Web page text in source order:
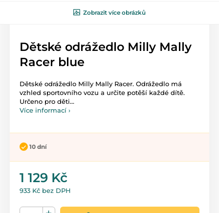
Zobrazit více obrázků
Dětské odrážedlo Milly Mally
Racer blue
Dětské odrážedlo Milly Mally Racer. Odrážedlo má
vzhled sportovního vozu a určite potěší každé dítě.
Určeno pro děti...
Více informací ›
10 dní
1 129 Kč
933 Kč bez DPH